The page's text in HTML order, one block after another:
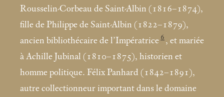
Rousselin-Corbeau de Saint-Albin (1816–1874),
fille de Philippe de Saint-Albin (1822–1879),
ancien bibliothécaire de l’Impératrice 6 , et mariée
à Achille Jubinal (1810–1875), historien et
homme politique. Félix Panhard (1842–1891),
autre collectionneur important dans le domaine